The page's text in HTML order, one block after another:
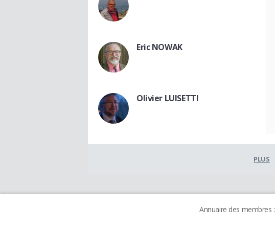
Eric NOWAK
Olivier LUISETTI
PLUS
Annuaire des membres :